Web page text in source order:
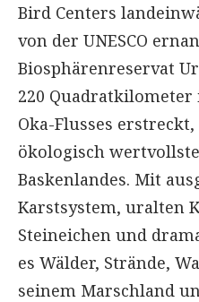
Bird Centers
von der UNESCO
Biosphärenreservat
220 Quadratkilometer
Oka-Flusses
ökologisch
Baskenlandes. Mit
Karstsystem, uralten
Steineichen und
es Wälder, Strände,
seinem Marschland